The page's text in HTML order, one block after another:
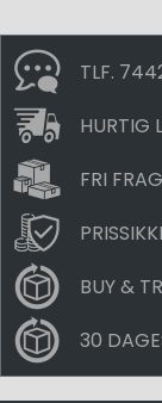
TLF.
HURTIG
FRI
BUY &
30